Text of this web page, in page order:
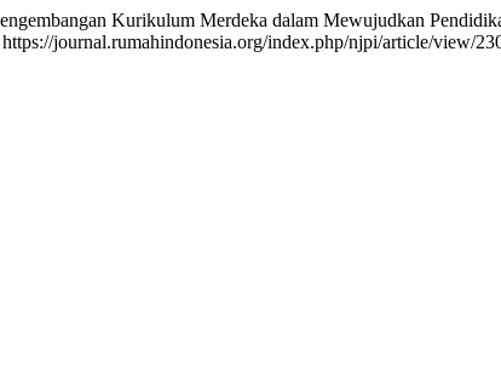
Kurikulum Merdeka dalam Mewujudkan
journal.rumahindonesia.org/index.php/njpi/article/view/